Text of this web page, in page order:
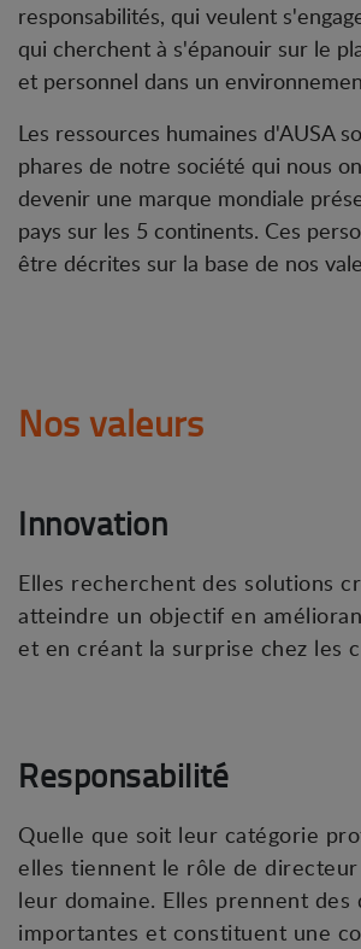
responsabilités, qui veulent
qui cherchent à s'épanouir sur le
et personnel dans un
Les ressources humaines d'AUSA
phares de notre société qui nous
devenir une marque mondiale
pays sur les 5 continents. Ces
être décrites sur la base de nos
Nos valeurs
Innovation
Elles recherchent des solutions
atteindre un objectif en
et en créant la surprise chez les
Responsabilité
Quelle que soit leur catégorie
elles tiennent le rôle de directeur
leur domaine. Elles prennent des
importantes et constituent une